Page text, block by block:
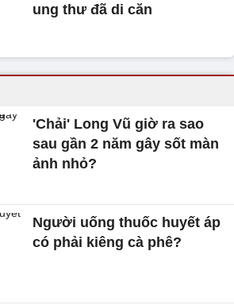
ung thư đã di căn
'Chải' Long Vũ giờ ra sao
sau gần 2 năm gây sốt màn
ảnh nhỏ?
Người uống thuốc huyết áp
có phải kiêng cà phê?